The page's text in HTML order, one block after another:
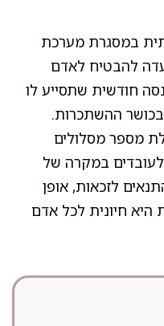
במסגרת מערכת
להבטיח לאדם
חודשית שתסייע לו
ההשתכרות.
מספר מסלולים
לעובדים במקרה של
לזכאות, אופן
היא חיונית לכל אדם